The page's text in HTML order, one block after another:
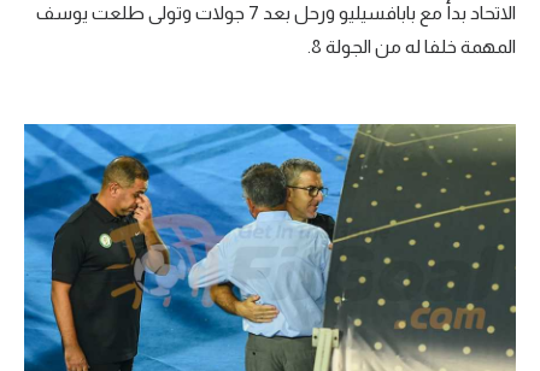
الاتحاد بدأ مع بابافسيليو ورحل بعد 7 جولات وتولى طلعت يوسف
المهمة خلفا له من الجولة 8.